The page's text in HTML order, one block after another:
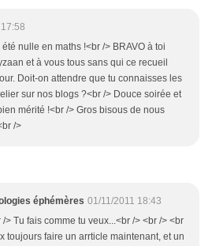
nulle en maths !<br /> BRAVO à toi
et à vous tous sans qui ce recueil
Doit-on attendre que tu connaisses les
sur nos blogs ?<br /> Douce soirée et
mérité !<br /> Gros bisous de nous
/>
éphémères 01/11/2011 18:43
/> Tu fais comme tu veux...<br /> <br /> <br
toujours faire un arrticle maintenant, et un